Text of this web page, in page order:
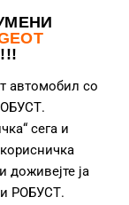
автомобил со
сега и
доживејте ја
РОБУСТ.